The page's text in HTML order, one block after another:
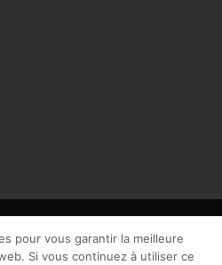
| Site web réalisé par
pour vous garantir la meilleure
Si vous continuez à utiliser ce